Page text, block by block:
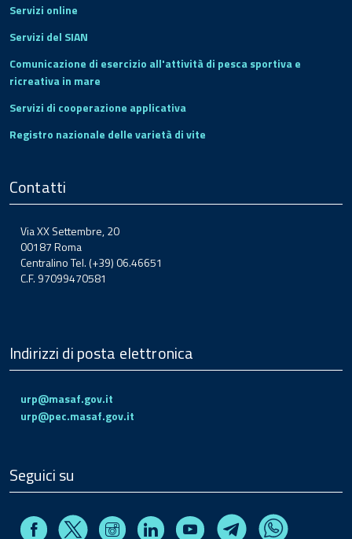
Servizi online
Servizi del SIAN
Comunicazione di esercizio all'attività di pesca sportiva e
ricreativa in mare
Servizi di cooperazione applicativa
Registro nazionale delle varietà di vite
Contatti
Via XX Settembre, 20
00187 Roma
Centralino Tel. (+39) 06.46651
C.F. 97099470581
Indirizzi di posta elettronica
urp@masaf.gov.it
urp@pec.masaf.gov.it
Seguici su
FacebookX InstagramLinkedin Youtube TelegramWhatsapp